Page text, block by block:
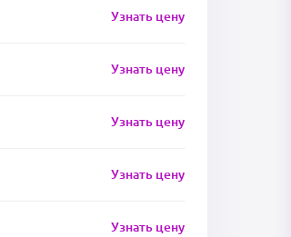
Узнать цену
Узнать цену
Узнать цену
Узнать цену
Узнать цену